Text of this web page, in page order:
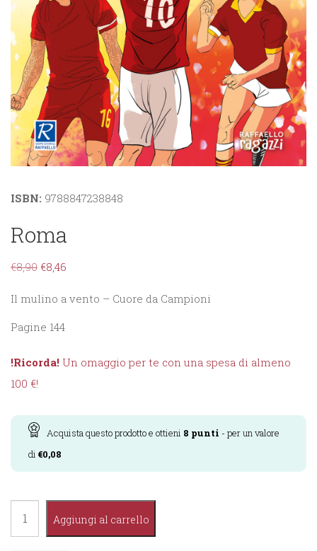
ISBN: 9788847238848
Roma
€8,90 €8,46
Il mulino a vento – Cuore da Campioni
Pagine 144
!Ricorda! Un omaggio per te con una spesa di almeno
100 €!
Acquista questo prodotto e ottieni 8 punti - per un valore
di €0,08
Aggiungi al carrello